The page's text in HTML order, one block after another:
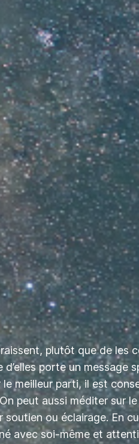
plutôt que de les
porte un message
meilleur parti, il est
peut aussi méditer sur
ou éclairage. En
avec soi-même et